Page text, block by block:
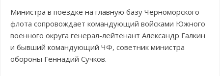
Министра в поездке на главную базу Черноморского
флота сопровождает командующий войсками Южного
военного округа генерал-лейтенант Александр Галкин
и бывший командующий ЧФ, советник министра
обороны Геннадий Сучков.